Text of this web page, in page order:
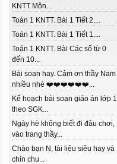
KNTT Môn...
Toán 1 KNTT. Bài 1 Tiết 2....
Toán 1 KNTT. Bài 1 Tiết 1....
Toán 1 KNTT. Bài Các số từ 0
đến 10...
Bài soạn hay. Cảm ơn thầy Nam
nhiều nhé ❤️❤️❤️❤️❤️❤️...
Kế hoạch bài soạn giáo án lớp 1
theo SGK...
Ngày hè không biết đi đâu chơi,
vào trang thầy...
Chào bạn N, tài liệu siêu hay và
chỉn chu...